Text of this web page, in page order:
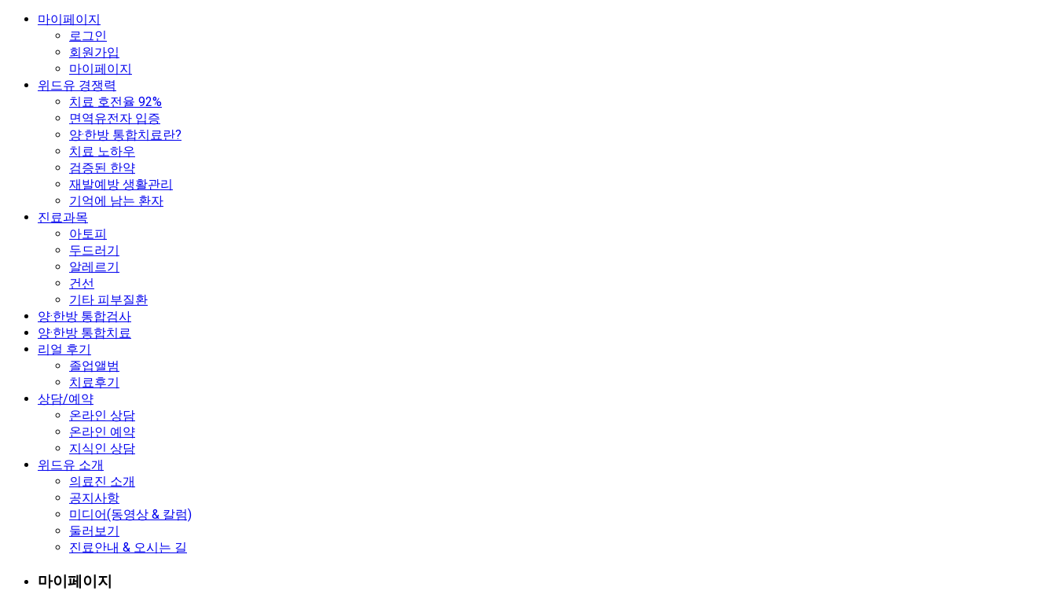
마이페이지
로그인
회원가입
마이페이지
위드유 경쟁력
치료 호전율 92%
면역유전자 입증
양·한방 통합치료란?
치료 노하우
검증된 한약
재발예방 생활관리
기억에 남는 환자
진료과목
아토피
두드러기
알레르기
건선
기타 피부질환
양·한방 통합검사
양·한방 통합치료
리얼 후기
졸업앨범
치료후기
상담/예약
온라인 상담
온라인 예약
지식인 상담
위드유 소개
의료진 소개
공지사항
미디어(동영상 & 칼럼)
둘러보기
진료안내 & 오시는 길
마이페이지